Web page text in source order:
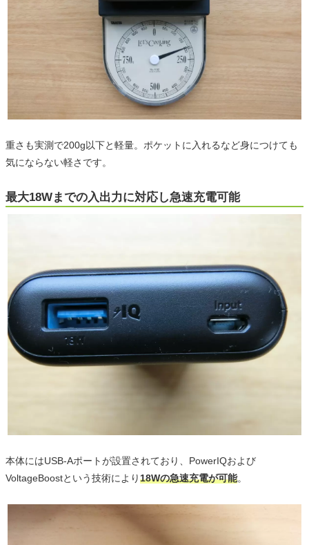
重さも実測で200g以下と軽量。ポケットに入れるなど身につけても
気にならない軽さです。
最大18Wまでの入出力に対応し急速充電可能
本体にはUSB-Aポートが設置されており、PowerIQおよび
VoltageBoostという技術により18Wの急速充電が可能。